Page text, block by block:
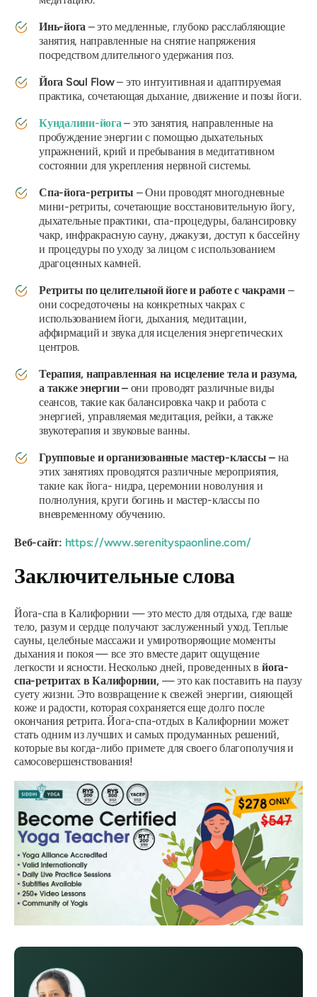
Инь-йога – это медленные, глубоко расслабляющие
занятия, направленные на снятие напряжения
посредством длительного удержания поз.
Йога Soul Flow– это интуитивная и адаптируемая
практика, сочетающая дыхание, движение и позы йоги.
Кундалини-йога – это занятия, направленные на
пробуждение энергии с помощью дыхательных
упражнений, крий и пребывания в медитативном
состоянии для укрепления нервной системы.
Спа-йога-ретриты – Они проводят многодневные
мини-ретриты, сочетающие восстановительную йогу,
дыхательные практики, спа-процедуры, балансировку
чакр, инфракрасную сауну, джакузи, доступ к бассейну
и процедуры по уходу за лицом с использованием
драгоценных камней.
Ретриты по целительной йоге и работе с чакрами–
они сосредоточены на конкретных чакрах с
использованием йоги, дыхания, медитации,
аффирмаций и звука для исцеления энергетических
центров.
Терапия, направленная на исцеление тела и разума,
а также энергии – они проводят различные виды
сеансов, такие как балансировка чакр и работа с
энергией, управляемая медитация, рейки, а также
звукотерапия и звуковые ванны.
Групповые и организованные мастер-классы – на
этих занятиях проводятся различные мероприятия,
такие как йога- нидра, церемонии новолуния и
полнолуния, круги богинь и мастер-классы по
вневременному обучению.
Веб-сайт: https://www.serenityspaonline.com/
Заключительные слова
Йога-спа в Калифорнии — это место для отдыха, где ваше
тело, разум и сердце получают заслуженный уход. Теплые
сауны, целебные массажи и умиротворяющие моменты
дыхания и покоя — все это вместе дарит ощущение
легкости и ясности. Несколько дней, проведенных вйога-
спа-ретритах в Калифорнии,— это как поставить на паузу
суету жизни. Это возвращение к свежей энергии, сияющей
коже и радости, которая сохраняется еще долго после
окончания ретрита. Йога-спа-отдых в Калифорнии может
стать одним из лучших и самых продуманных решений,
которые вы когда-либо примете для своего благополучия и
самосовершенствования!